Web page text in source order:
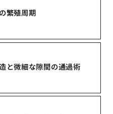
繁殖周期
と微細な隙間の通過術